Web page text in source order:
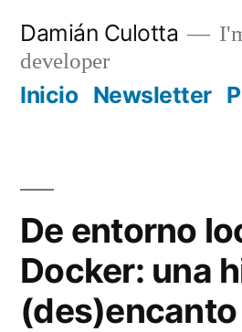
contenido
Damián Culotta
developer
Inicio Newsletter
De entorno
Docker: una
(des)encanto